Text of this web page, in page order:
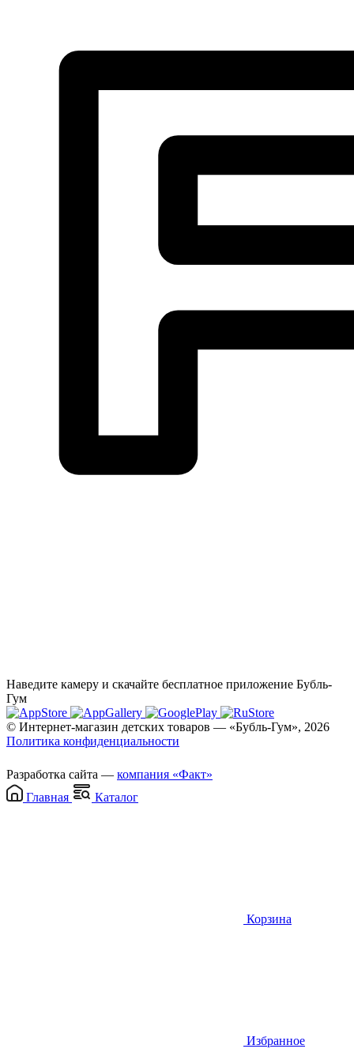
Наведите камеру и скачайте бесплатное приложение Бубль-
Гум
© Интернет-магазин детских товаров — «Бубль-Гум», 2026
Политика конфиденциальности
Разработка сайта — компания «Факт»
Главная
Каталог
Корзина
Избранное